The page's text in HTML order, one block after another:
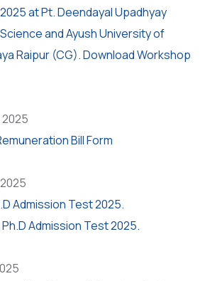
at Pt. Deendayal Upadhyay
and Ayush University of
Raipur (CG). Download Workshop
Bill Form
Admission Test 2025.
Admission Test 2025.